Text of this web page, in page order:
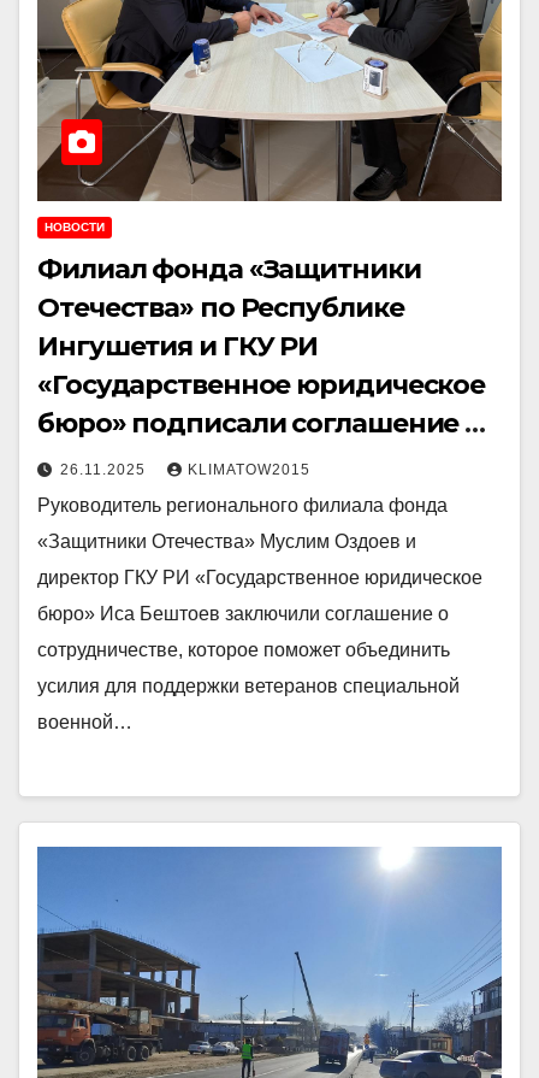
НОВОСТИ
Филиал фонда «Защитники
Отечества» по Республике
Ингушетия и ГКУ РИ
«Государственное юридическое
бюро» подписали соглашение о
сотрудничестве
26.11.2025 KLIMATOW2015
Руководитель регионального филиала фонда
«Защитники Отечества» Муслим Оздоев и
директор ГКУ РИ «Государственное юридическое
бюро» Иса Бештоев заключили соглашение о
сотрудничестве, которое поможет объединить
усилия для поддержки ветеранов специальной
военной…